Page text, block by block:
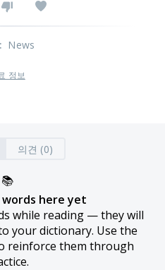
: News
정보
의견 (0)
📚
here yet
while reading — they will
your dictionary. Use the
reinforce them through